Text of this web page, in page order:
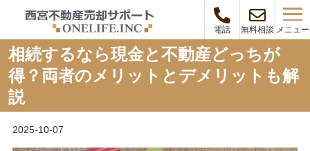
電話 無料相談 メニュー
相続するなら現金と不動産どっちが
得？両者のメリットとデメリットも解
説
2025-10-07